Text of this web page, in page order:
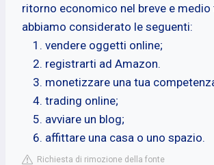
ritorno economico nel breve e medio
abbiamo considerato le seguenti:
vendere oggetti online;
registrarti ad Amazon.
monetizzare una tua
trading online;
avviare un blog;
affittare una casa o uno spazio.
Richiesta di rimozione della fonte